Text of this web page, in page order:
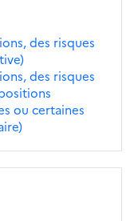
des risques
des risques
ou certaines